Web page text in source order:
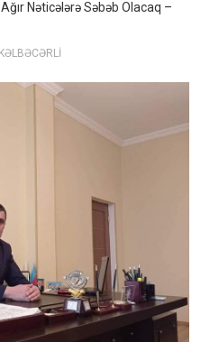
Nəticələrə Səbəb Olacaq –